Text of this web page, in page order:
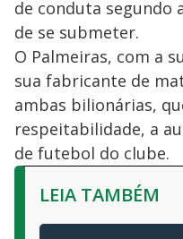
de conduta segundo
de se submeter.
O Palmeiras, com a
sua fabricante de
ambas bilionárias,
respeitabilidade, a
de futebol do clube.
LEIA TAMBÉM